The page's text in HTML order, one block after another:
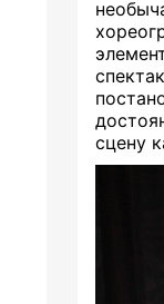
сцену